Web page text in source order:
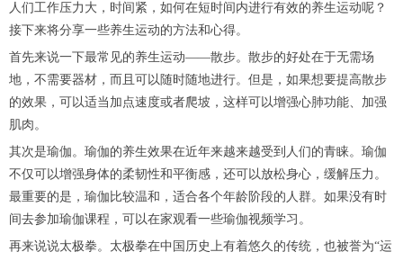
人们工作压力大，时间紧，如何在短时间内进行有效的养生运动呢？
接下来将分享一些养生运动的方法和心得。
首先来说一下最常见的养生运动——散步。散步的好处在于无需场
地，不需要器材，而且可以随时随地进行。但是，如果想要提高散步
的效果，可以适当加点速度或者爬坡，这样可以增强心肺功能、加强
肌肉。
其次是瑜伽。瑜伽的养生效果在近年来越来越受到人们的青睐。瑜伽
不仅可以增强身体的柔韧性和平衡感，还可以放松身心，缓解压力。
最重要的是，瑜伽比较温和，适合各个年龄阶段的人群。如果没有时
间去参加瑜伽课程，可以在家观看一些瑜伽视频学习。
再来说说太极拳。太极拳在中国历史上有着悠久的传统，也被誉为“运